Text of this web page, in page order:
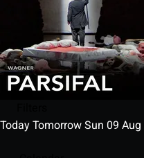
TodayTomorrowSun 09 Aug